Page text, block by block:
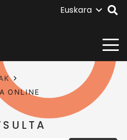
Euskara
ONLINE